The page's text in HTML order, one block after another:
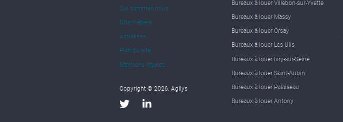
Qui sommes nous
Nos métiers
Actualités
Plan du site
Mentions légales
Copyright © 2026. Agilys
Bureaux à louer Villebon-sur-Yvette
Bureaux à louer Massy
Bureaux à louer Orsay
Bureaux à louer Les Ulis
Bureaux à louer Ivry-sur-Seine
Bureaux à louer Saint-Aubin
Bureaux à louer Palaiseau
Bureaux à louer Antony